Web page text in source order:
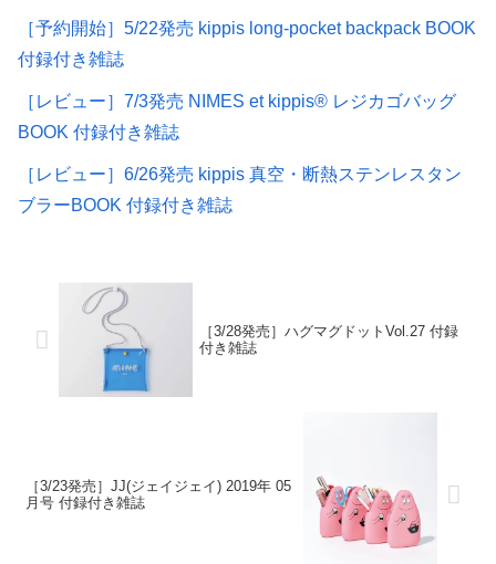
［予約開始］5/22発売 kippis long-pocket backpack BOOK
付録付き雑誌
［レビュー］7/3発売 NIMES et kippis® レジカゴバッグ
BOOK 付録付き雑誌
［レビュー］6/26発売 kippis 真空・断熱ステンレスタン
ブラーBOOK 付録付き雑誌
［3/28発売］ハグマグドットVol.27 付録
付き雑誌
［3/23発売］JJ(ジェイジェイ) 2019年 05
月号 付録付き雑誌